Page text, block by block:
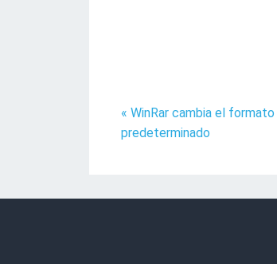
« WinRar cambia el
predeterminado